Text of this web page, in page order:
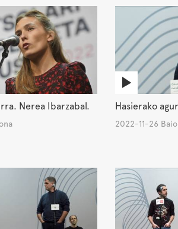
Nerea Ibarzabal. Hasierako
2022-11-26